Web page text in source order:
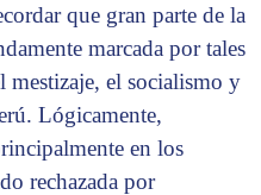
que gran parte de la
marcada por tales
mestizaje, el socialismo y
Lógicamente,
en los
rechazada por